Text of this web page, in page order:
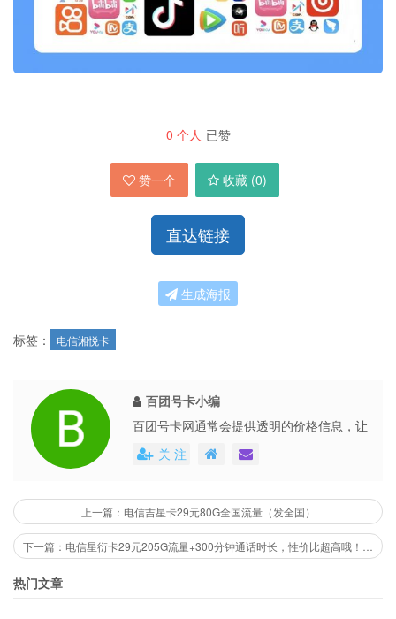
0 个人 已赞
赞一个 收藏 (0)
直达链接
生成海报
标签： 电信湘悦卡
百团号卡小编
百团号卡网通常会提供透明的价格信息，让
用户能够清楚地了解到每个号卡套餐的具体
费用。这些平台还会不定期地推出各种优惠
了市场的公平竞争。
关 注
上一篇：电信吉星卡29元80G全国流量（发全国）
热门文章